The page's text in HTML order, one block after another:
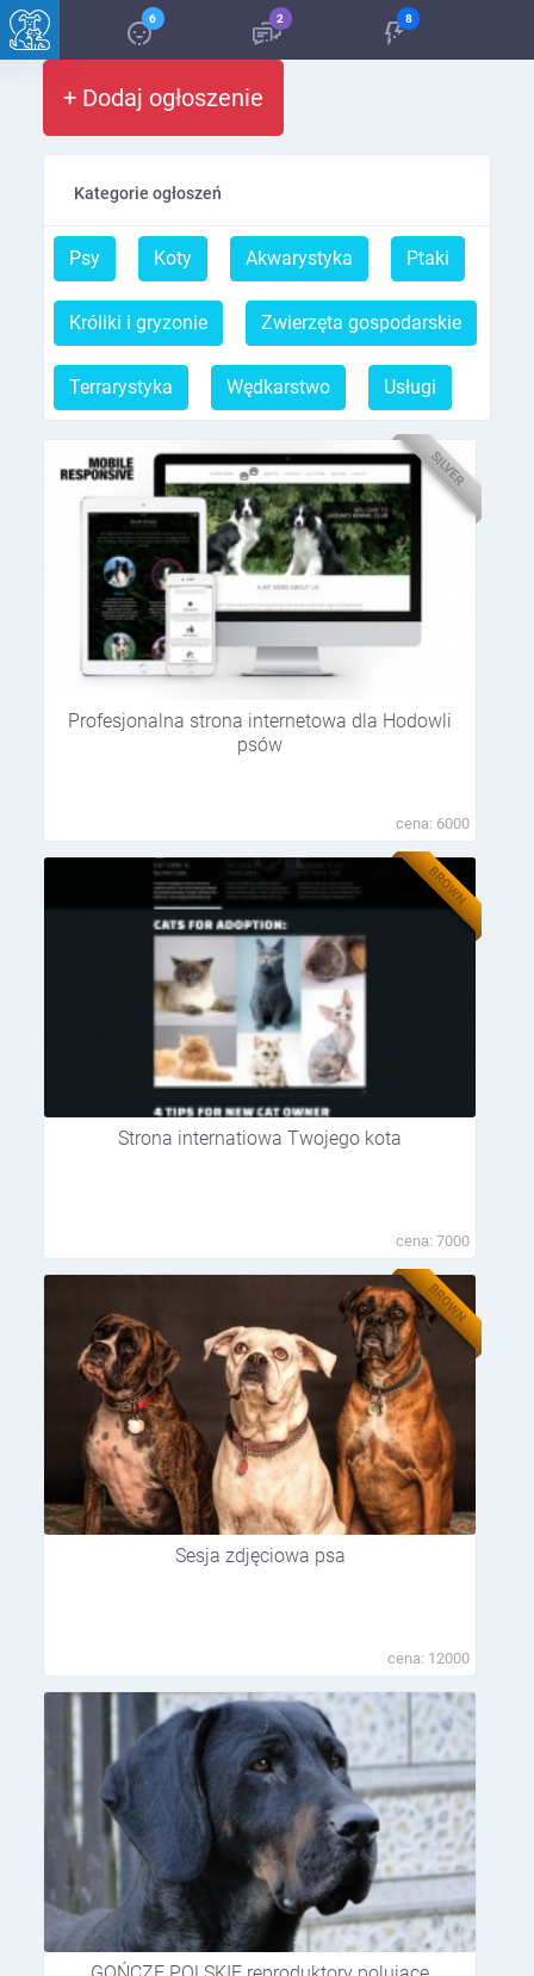
6 2 8
+ Dodaj ogłoszenie
Kategorie ogłoszeń
Psy Koty Akwarystyka Ptaki
Króliki i gryzonie Zwierzęta gospodarskie
Terrarystyka Wędkarstwo Usługi
Profesjonalna strona internetowa dla Hodowli
psów
cena: 6000
SILVER
Strona internatiowa Twojego kota
cena: 7000
BROWN
Sesja zdjęciowa psa
cena: 12000
BROWN